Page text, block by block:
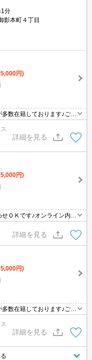
1分
影本町４丁目
円)
数在籍しております♪ご要
期費用クレジット支払可
社に一度も来店せずとも
れている物件も全てご紹介
し付けください★レディ
詳細を見る
円)
ＯＫです♪オンライン内見
詳細を見る
円)
数在籍しております♪ご要
期費用クレジット支払可
社に一度も来店せずとも
れている物件も全てご紹介
し付けください★レディ
詳細を見る